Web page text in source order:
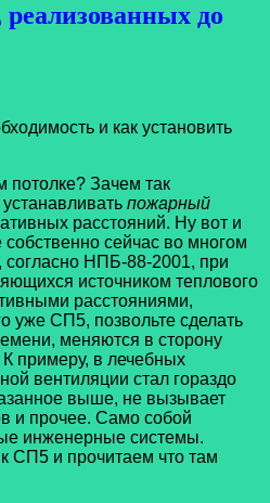
до
и как установить
потолке? Зачем так
пожарный
расстояний. Ну вот и
сейчас во многом
согласно НПБ-88-2001, при
источником теплового
расстояниями,
уже СП5, позвольте сделать
меняются в сторону
примеру, в лечебных
вентиляции стал гораздо
выше, не вызывает
и прочее. Само собой
инженерные системы.
СП5 и прочитаем что там